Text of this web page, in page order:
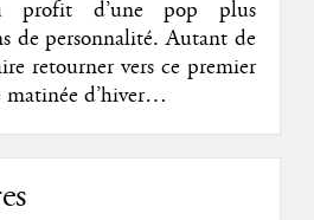
profit d’une pop plus
de personnalité. Autant de
retourner vers ce premier
matinée d’hiver…